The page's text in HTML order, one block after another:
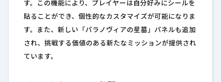
す。この機能により、プレイヤーは自分好みにシールを
貼ることができ、個性的なカスタマイズが可能になりま
す。また、新しい「パラノヴィアの星墓」パネルも追加
され、挑戦する価値のある新たなミッションが提供され
ています。